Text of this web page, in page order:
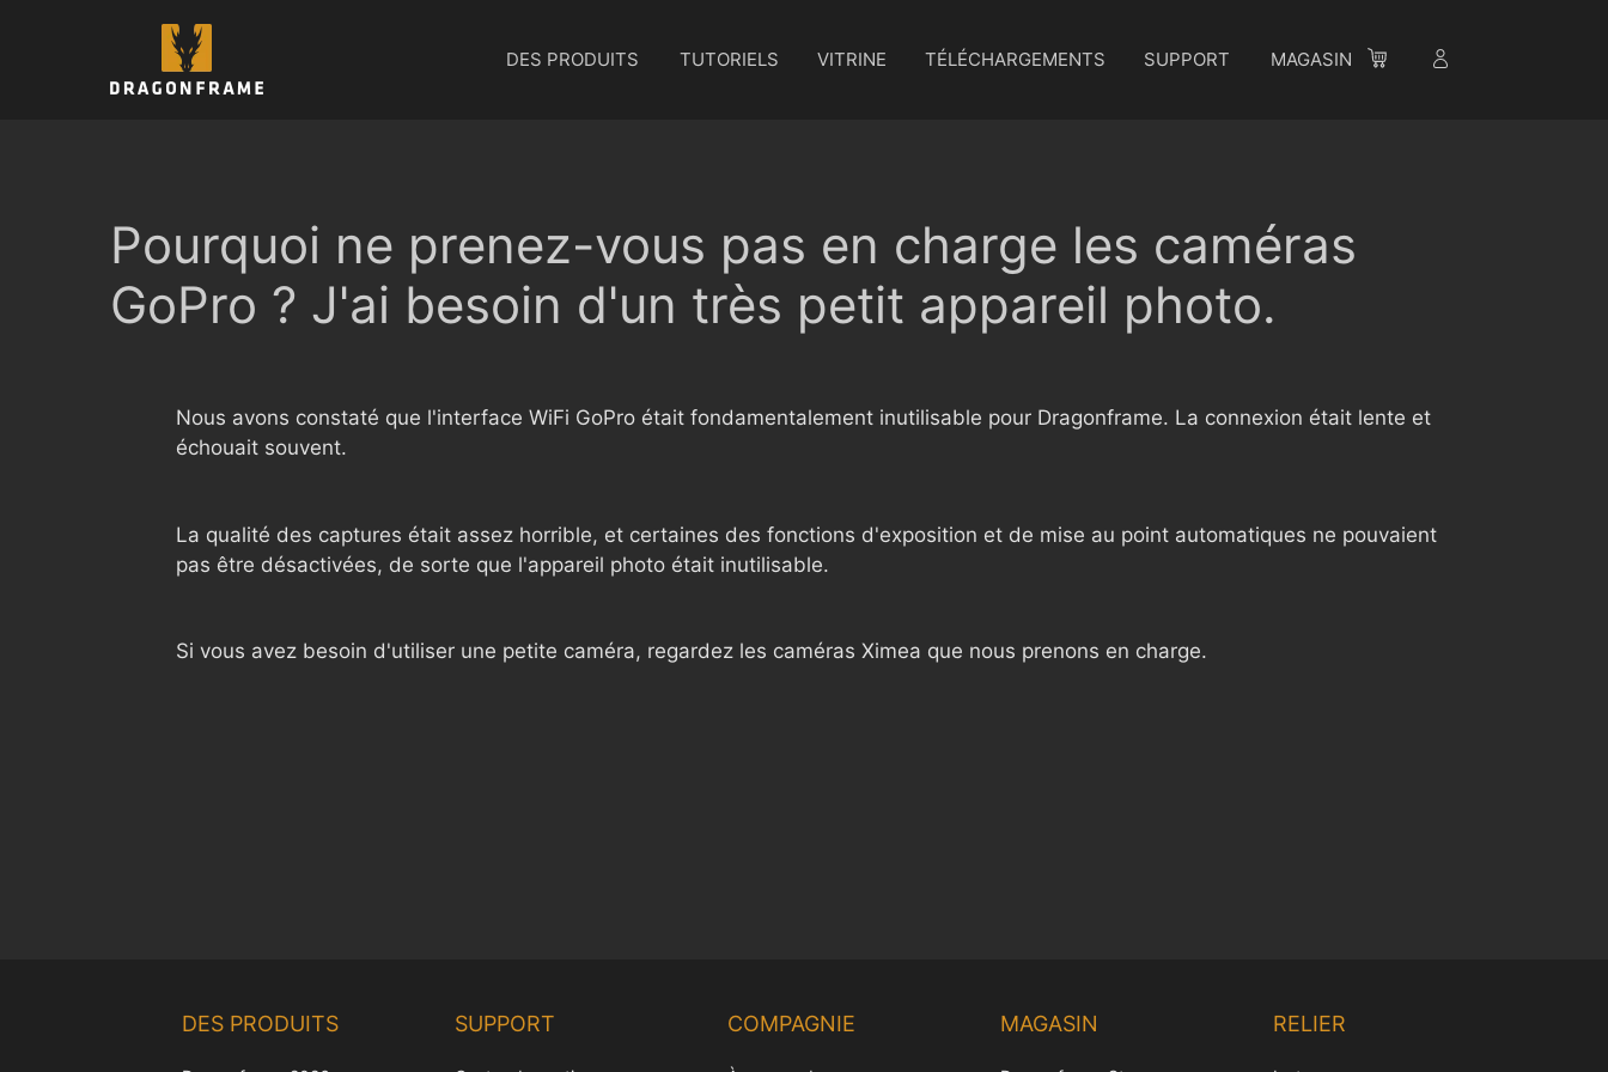
DES PRODUITS TUTORIELS VITRINE TÉLÉCHARGEMENTS SUPPORT MAGASIN
Pourquoi ne prenez-vous pas en charge les caméras
GoPro ? J'ai besoin d'un très petit appareil photo.
Nous avons constaté que l'interface WiFi GoPro était fondamentalement inutilisable pour Dragonframe. La connexion était lente et
échouait souvent.
La qualité des captures était assez horrible, et certaines des fonctions d'exposition et de mise au point automatiques ne pouvaient
pas être désactivées, de sorte que l'appareil photo était inutilisable.
Si vous avez besoin d'utiliser une petite caméra, regardez les caméras Ximea que nous prenons en charge.
DES PRODUITS SUPPORT COMPAGNIE MAGASIN RELIER